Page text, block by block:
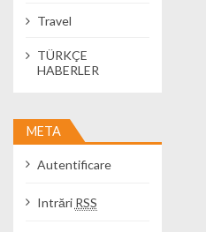
Travel
TÜRKÇE
HABERLER
META
Autentificare
Intrări RSS